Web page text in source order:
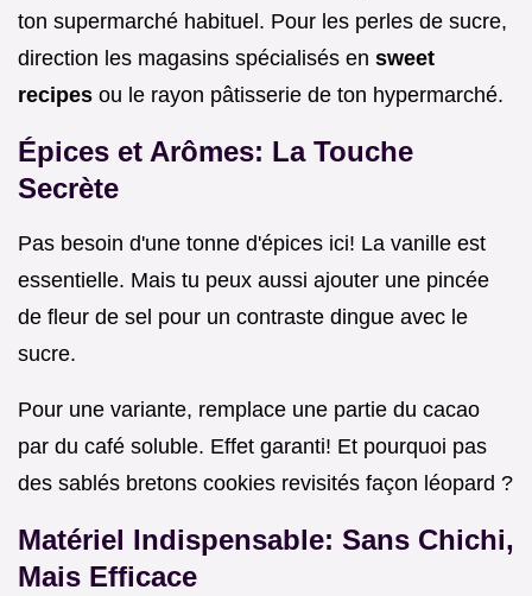
ton supermarché habituel. Pour les perles de sucre,
direction les magasins spécialisés en sweet
recipes ou le rayon pâtisserie de ton hypermarché.
Épices et Arômes: La Touche
Secrète
Pas besoin d'une tonne d'épices ici! La vanille est
essentielle. Mais tu peux aussi ajouter une pincée
de fleur de sel pour un contraste dingue avec le
sucre.
Pour une variante, remplace une partie du cacao
par du café soluble. Effet garanti! Et pourquoi pas
des sablés bretons cookies revisités façon léopard ?
Matériel Indispensable: Sans Chichi,
Mais Efficace